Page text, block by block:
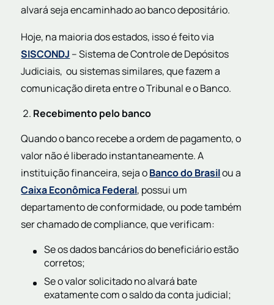
alvará seja encaminhado ao banco depositário.
Hoje, na maioria dos estados, isso é feito via
SISCONDJ – Sistema de Controle de Depósitos
Judiciais, ou sistemas similares, que fazem a
comunicação direta entre o Tribunal e o Banco.
Recebimento pelo banco
Quando o banco recebe a ordem de pagamento, o
valor não é liberado instantaneamente. A
instituição financeira, seja oBanco do Brasilou a
Caixa Econômica Federal, possui um
departamento de conformidade, ou pode também
ser chamado de compliance, que verificam:
Se os dados bancários do beneficiário estão
corretos;
Se o valor solicitado no alvará bate
exatamente com o saldo da conta judicial;